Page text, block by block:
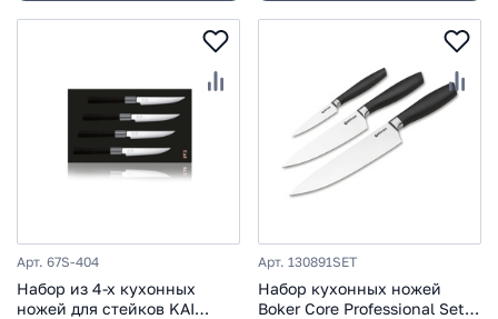
Арт. 67S-404
Набор из 4-х кухонных
ножей для стейков KAI
Арт. 130891SET
Набор кухонных ножей
Boker Core Professional Set,